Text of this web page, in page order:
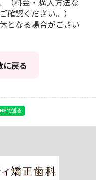
確認ください。）
となる場合がござい
に戻る